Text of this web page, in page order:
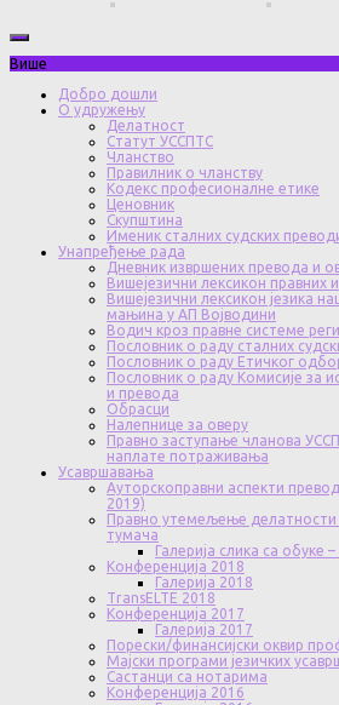
Више
Добро дошли
О удружењу
Делатност
Статут УССПТС
Чланство
Правилник о чланству
Кодекс професионалне етике
Ценовник
Скупштина
Именик сталних судских
Унапређење рада
Дневник извршених превода и
Вишејезични лексикон правних
Вишејезични лексикон језика
мањина у АП Војводини
Водич кроз правне системе
Пословник о раду сталних
Пословник о раду Етичког
Пословник о раду Комисије за
и превода
Обрасци
Налепнице за оверу
Правно заступање чланова
наплате потраживања
Усавршавања
Ауторскоправни аспекти
2019)
Правно утемељење делатности
тумача
Галерија слика са обуке
Конференција 2018
Галерија 2018
TransELTE 2018
Конференција 2017
Галерија 2017
Порески/финансијски оквир
Мајски програми језичких
Састанци са нотарима
Конференција 2016